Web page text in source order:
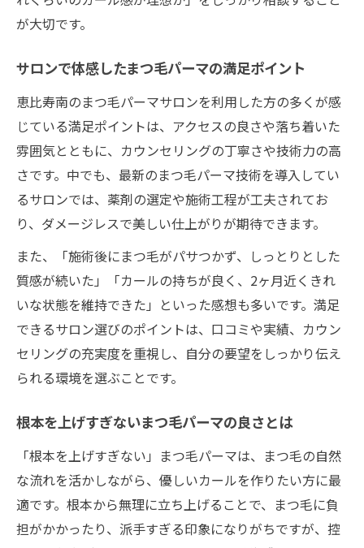
が大切です。
サロンで体感したまつ毛パーマの満足ポイント
恵比寿南のまつ毛パーマサロンを利用した方の多くが感
じている満足ポイントは、アクセスの良さや落ち着いた
雰囲気とともに、カウンセリングの丁寧さや技術力の高
さです。中でも、最新のまつ毛パーマ技術を導入してい
るサロンでは、薬剤の選定や施術工程が工夫されてお
り、ダメージレスで美しい仕上がりが期待できます。
また、「施術後にまつ毛がパサつかず、しっとりとした
質感が続いた」「カールの持ちが良く、2ヶ月近くきれ
いな状態を維持できた」といった感想も多いです。満足
できるサロン選びのポイントは、口コミや実績、カウン
セリングの充実度を重視し、自分の要望をしっかり伝え
られる環境を選ぶことです。
根本を上げすぎないまつ毛パーマの良さとは
「根本を上げすぎない」まつ毛パーマは、まつ毛の自然
な流れを活かしながら、優しいカールを作りたい方に最
適です。根本から無理に立ち上げることで、まつ毛に負
担がかかったり、派手すぎる印象になりがちですが、控